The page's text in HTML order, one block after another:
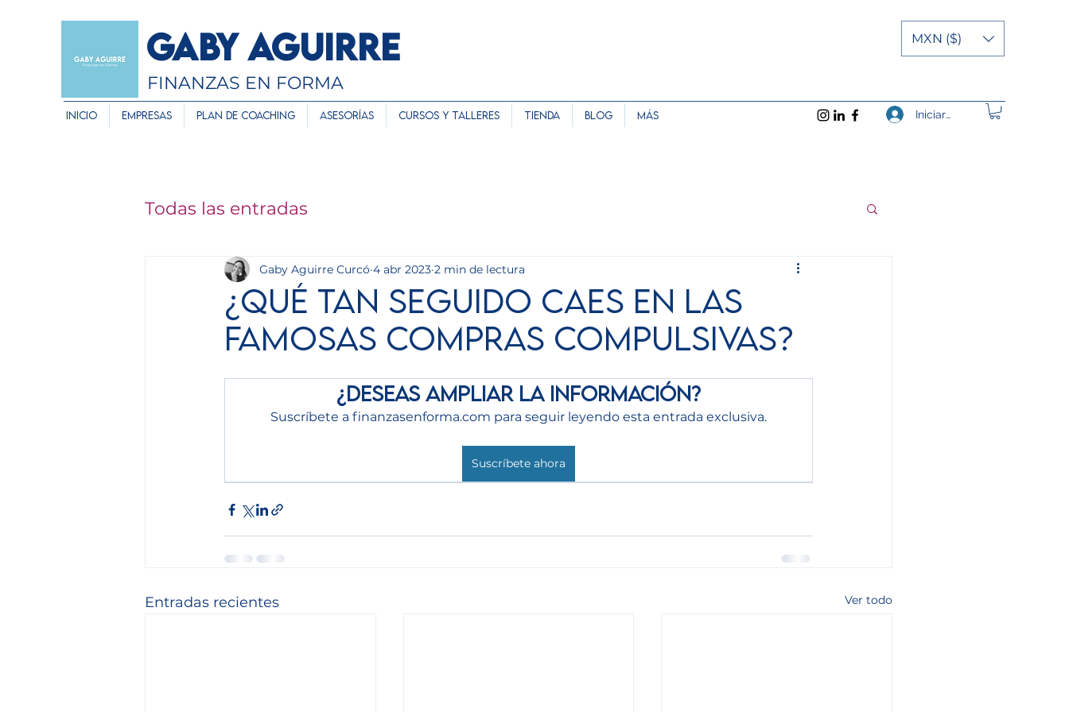
GABY AGUIRRE
FINANZAS EN FORMA
MXN ($)
Inicio Empresas Plan de Coaching Asesorías Cursos y Talleres Tienda Blog Más Iniciar sesión
Todas las entradas
¿Qué tan seguido caes en las
famosas compras compulsivas?
Gaby Aguirre Curcó 4 abr 2023 2 min de lectura
¿Deseas ampliar la información?
Suscríbete a finanzasenforma.com para seguir leyendo esta entrada exclusiva.
Suscríbete ahora
Entradas recientes Ver todo